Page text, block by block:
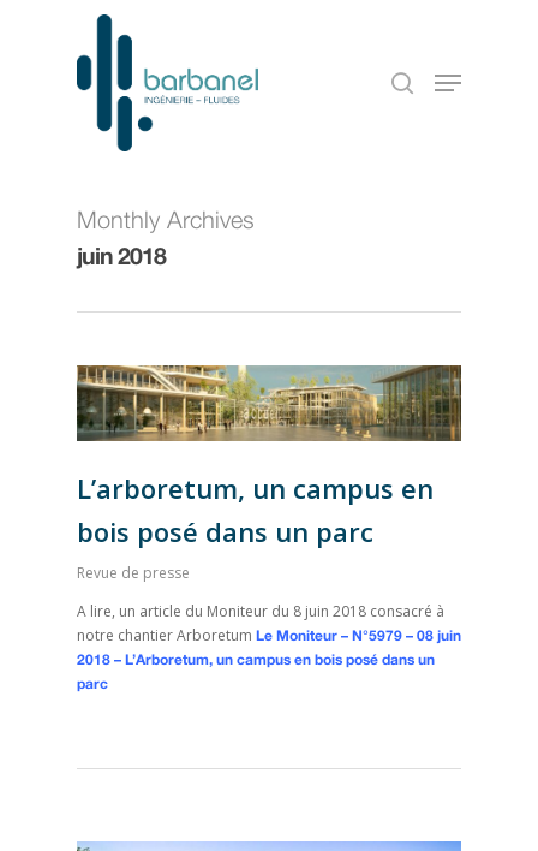
Monthly Archives
juin 2018
L’arboretum, un campus en
bois posé dans un parc
Revue de presse
A lire, un article du Moniteur du 8 juin 2018 consacré à
notre chantier Arboretum Le Moniteur – N°5979 – 08 juin
2018 – L’Arboretum, un campus en bois posé dans un
parc